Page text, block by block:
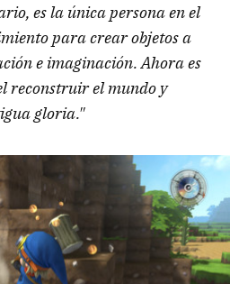
es la única persona en el
para crear objetos a
e imaginación. Ahora es
reconstruir el mundo y
gloria."